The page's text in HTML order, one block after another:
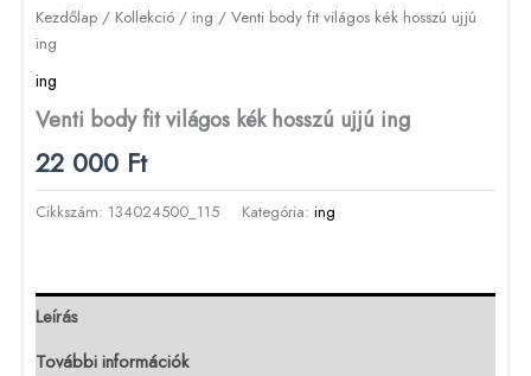
Kezdőlap / Kollekció / ing / Venti body fit világos kék hosszú ujjú
ing
ing
Venti body fit világos kék hosszú ujjú ing
22 000 Ft
Cikkszám: 134024500_115 Kategória: ing
Leírás
További információk